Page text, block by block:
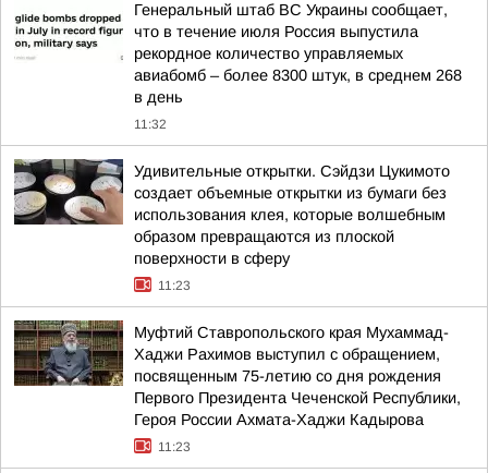
Генеральный штаб ВС Украины сообщает,
что в течение июля Россия выпустила
рекордное количество управляемых
авиабомб – более 8300 штук, в среднем 268
в день
11:32
Удивительные открытки. Сэйдзи Цукимото
создает объемные открытки из бумаги без
использования клея, которые волшебным
образом превращаются из плоской
поверхности в сферу
11:23
Муфтий Ставропольского края Мухаммад-
Хаджи Рахимов выступил с обращением,
посвященным 75-летию со дня рождения
Первого Президента Чеченской Республики,
Героя России Ахмата-Хаджи Кадырова
11:23